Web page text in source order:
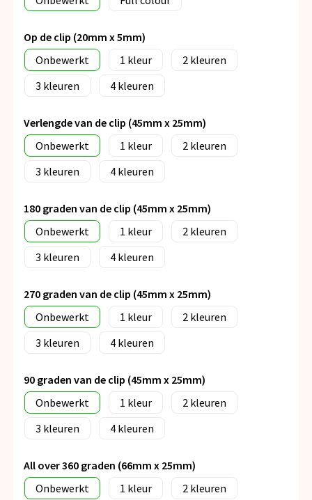
Op de clip (20mm x 5mm)
Onbewerkt
1
2
3
4
Verlengde van de clip (45mm x 25mm)
Onbewerkt
1
2
3
4
180 graden van de clip (45mm x 25mm)
Onbewerkt
1
2
3
4
270 graden van de clip (45mm x 25mm)
Onbewerkt
1
2
3
4
90 graden van de clip (45mm x 25mm)
Onbewerkt
1
2
3
4
All over 360 graden (66mm x 25mm)
Onbewerkt
1
2